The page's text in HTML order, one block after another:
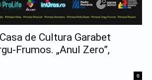
de Cultura Garabet
Frumos. „Anul Zero”,
0